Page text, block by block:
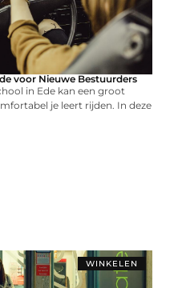
voor Nieuwe Bestuurders
in Ede kan een groot
je leert rijden. In deze
WINKELEN